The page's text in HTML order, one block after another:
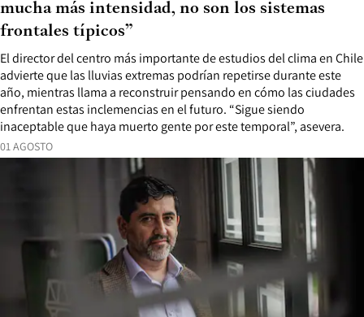
01 AGOSTO
El director del centro más importante de estudios del clima en Chile
advierte que las lluvias extremas podrían repetirse durante este
año, mientras llama a reconstruir pensando en cómo las ciudades
enfrentan estas inclemencias en el futuro. “Sigue siendo
inaceptable que haya muerto gente por este temporal”, asevera.
mucha más intensidad, no son los sistemas
frontales típicos”